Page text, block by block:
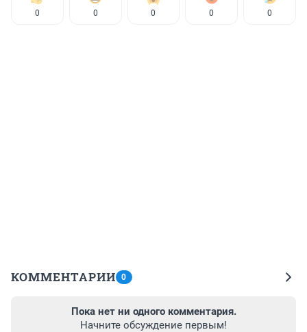
0 0 0 0 0
КОММЕНТАРИИ 0
Пока нет ни одного комментария.
Начните обсуждение первым!